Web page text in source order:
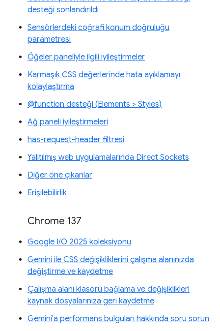
desteği sonlandırıldı
Sensörlerdeki coğrafi konum doğruluğu
parametresi
Öğeler paneliyle ilgili iyileştirmeler
Karmaşık CSS değerlerinde hata ayıklamayı
kolaylaştırma
@function desteği (Elements > Styles)
Ağ paneli iyileştirmeleri
has-request-header filtresi
Yalıtılmış web uygulamalarında Direct Sockets
Diğer öne çıkanlar
Erişilebilirlik
Chrome 137
Google I/O 2025 koleksiyonu
Gemini ile CSS değişikliklerini çalışma alanınızda
değiştirme ve kaydetme
Çalışma alanı klasörü bağlama ve değişiklikleri
kaynak dosyalarınıza geri kaydetme
Gemini'a performans bulguları hakkında soru sorun